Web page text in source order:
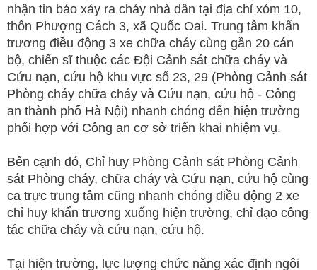
nhận tin báo xảy ra cháy nhà dân tại địa chỉ xóm 10,
thôn Phượng Cách 3, xã Quốc Oai. Trung tâm khẩn
trương điều động 3 xe chữa cháy cùng gần 20 cán
bộ, chiến sĩ thuộc các Đội Cảnh sát chữa cháy và
Cứu nạn, cứu hộ khu vực số 23, 29 (Phòng Cảnh sát
Phòng cháy chữa cháy và Cứu nạn, cứu hộ - Công
an thành phố Hà Nội) nhanh chóng đến hiện trường
phối hợp với Công an cơ sở triển khai nhiệm vụ.
Bên cạnh đó, Chỉ huy Phòng Cảnh sát Phòng Cảnh
sát Phòng cháy, chữa cháy và Cứu nạn, cứu hộ cùng
ca trực trung tâm cũng nhanh chóng điều động 2 xe
chỉ huy khẩn trương xuống hiện trường, chỉ đạo công
tác chữa cháy và cứu nạn, cứu hộ.
Tại hiện trường, lực lượng chức năng xác định ngôi